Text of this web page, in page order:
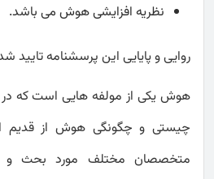
نظریه افزایشی هوش می باشد.
روایی و پایایی این پرسشنامه تایید
هوش یکی از مولفه هایی است که
چیستی و چگونگی هوش از قدیم
متخصصان مختلف مورد بحث و